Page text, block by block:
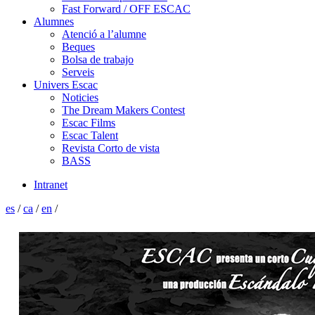
Fast Forward / OFF ESCAC
Alumnes
Atenció a l’alumne
Beques
Bolsa de trabajo
Serveis
Univers Escac
Noticies
The Dream Makers Contest
Escac Films
Escac Talent
Revista Corto de vista
BASS
Intranet
es /ca /en /